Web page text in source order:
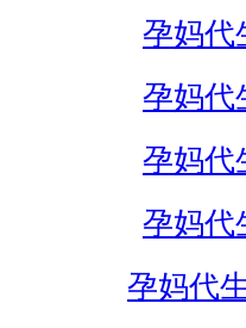
孕妈代
孕妈代
孕妈代
孕妈代
孕妈代